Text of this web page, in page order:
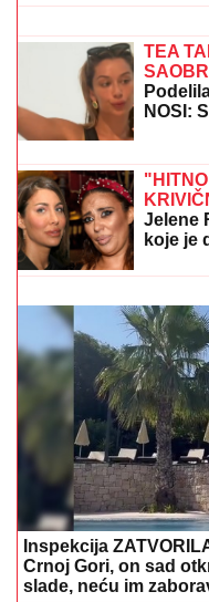
dana
NOSI:
glave
Roditelji su mu
oženio bivšu svog
para je jedna od
Jelene